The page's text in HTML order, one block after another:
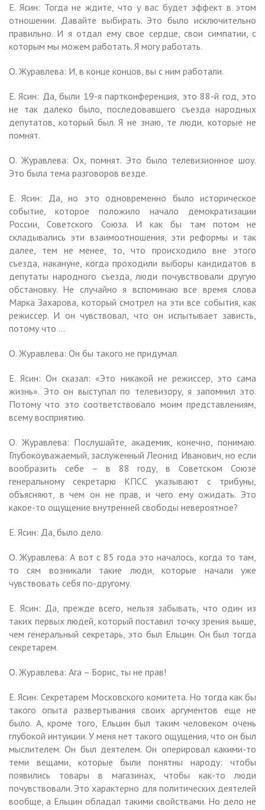
Е. Ясин: Тогда не ждите, что у вас будет эффект в этом
отношении. Давайте выбирать. Это было исключительно
правильно. И я отдал ему свое сердце, свои симпатии, с
которым мы можем работать. Я могу работать.
О. Журавлева: И, в конце концов, вы с ним работали.
Е. Ясин: Да, были 19-я партконференция, это 88-й год, это
не так далеко было, последовавшего съезда народных
депутатов, который был. Я не знаю, те люди, которые не
помнят.
О. Журавлева: Ох, помнят. Это было телевизионное шоу.
Это была тема разговоров везде.
Е. Ясин: Да, но это одновременно было историческое
событие, которое положило начало демократизации
России, Советского Союза. И как бы там потом не
складывались эти взаимоотношения, эти реформы и так
далее, тем не менее, то, что происходило вне этого
съезда, накануне, когда проходили выборы кандидатов в
депутаты народного съезда, люди почувствовали другую
обстановку. Не случайно я вспоминаю все время слова
Марка Захарова, который смотрел на эти все события, как
режиссер. И он чувствовал, что он испытывает зависть,
потому что …
О. Журавлева: Он бы такого не придумал.
Е. Ясин: Он сказал: «Это никакой не режиссер, это сама
жизнь». Это он выступал по телевизору, я запомнил это.
Потому что это соответствовало моим представлениям,
всему восприятию.
О. Журавлева: Послушайте, академик, конечно, понимаю.
Глубокоуважаемый, заслуженный Леонид Иванович, но если
вообразить себе – в 88 году, в Советском Союзе
генеральному секретарю КПСС указывают с трибуны,
объясняют, в чем он не прав, и чего ему ожидать. Это
какое-то ощущение внутренней свободы невероятное?
Е. Ясин: Да, было дело.
О. Журавлева: А вот с 85 года это началось, когда то там,
то сям возникали такие люди, которые начали уже
чувствовать себя по-другому.
Е. Ясин: Да, прежде всего, нельзя забывать, что один из
таких первых людей, который поставил точку зрения выше,
чем генеральный секретарь, это был Ельцин. Он был тогда
секретарем.
О. Журавлева: Ага – Борис, ты не прав!
Е. Ясин: Секретарем Московского комитета. Но тогда как бы
такого опыта развертывания своих аргументов еще не
было. А, кроме того, Ельцин был таким человеком очень
глубокой интуиции. У меня нет такого ощущения, что он был
мыслителем. Он был деятелем. Он оперировал какими-то
теми вещами, которые были понятны народу: чтобы
появились товары в магазинах, чтобы как-то люди
почувствовали. Это характерно для политических деятелей
вообще, а Ельцин обладал такими свойствами. Но дело не